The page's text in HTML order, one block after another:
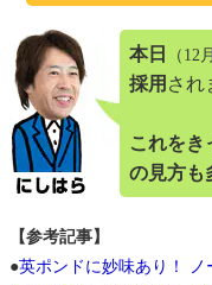
本日 （12
採用 され
これをき
の見方も
【参考記事】
●英ポンドに妙味あり！